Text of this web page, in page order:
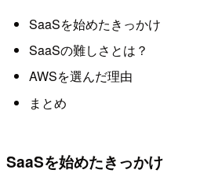
SaaSを始めたきっかけ
SaaSの難しさとは？
AWSを選んだ理由
まとめ
SaaSを始めたきっかけ